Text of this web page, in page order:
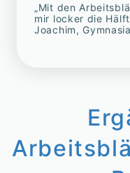
„Mit den
mir locker die
Joachim,